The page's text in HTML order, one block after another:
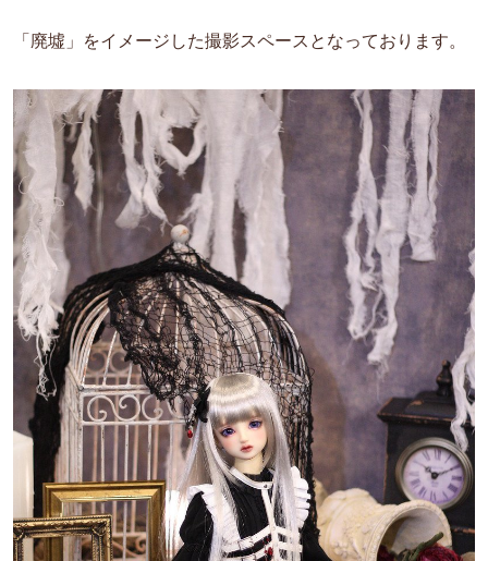
「廃墟」をイメージした撮影スペースとなっております。